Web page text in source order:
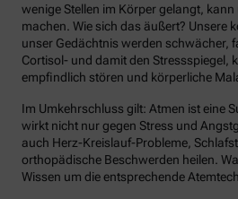
wenige Stellen im Körper gelangt,
machen. Wie sich das äußert? Unsere
unser Gedächtnis werden schwächer,
Cortisol- und damit den Stressspiegel,
empfindlich stören und körperliche
Im Umkehrschluss gilt: Atmen ist eine
wirkt nicht nur gegen Stress und
auch Herz-Kreislauf-Probleme,
orthopädische Beschwerden heilen.
Wissen um die entsprechende